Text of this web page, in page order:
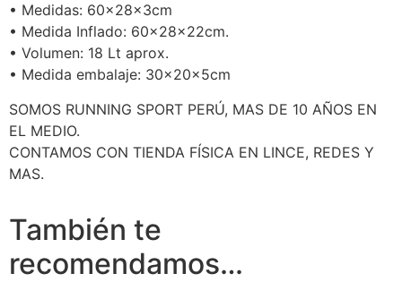
• Medidas: 60x28x3cm
• Medida Inflado: 60x28x22cm.
• Volumen: 18 Lt aprox.
• Medida embalaje: 30x20x5cm
SOMOS RUNNING SPORT PERÚ, MAS DE 10 AÑOS EN
EL MEDIO.
CONTAMOS CON TIENDA FÍSICA EN LINCE, REDES Y
MAS.
También te
recomendamos…